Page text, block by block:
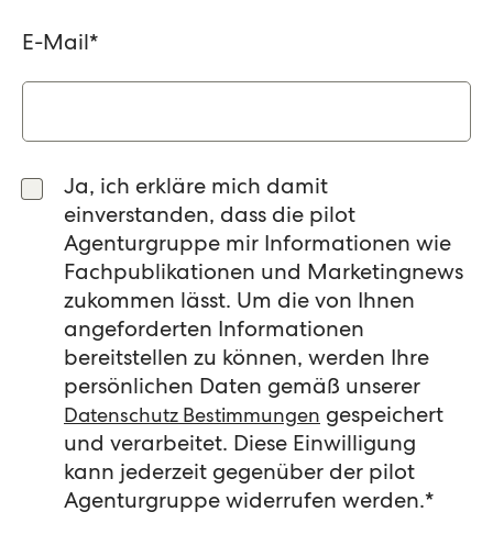
E-Mail*
Ja, ich erkläre mich damit
einverstanden, dass die pilot
Agenturgruppe mir Informationen wie
Fachpublikationen und Marketingnews
zukommen lässt. Um die von Ihnen
angeforderten Informationen
bereitstellen zu können, werden Ihre
persönlichen Daten gemäß unserer
Datenschutz Bestimmungen gespeichert
und verarbeitet. Diese Einwilligung
kann jederzeit gegenüber der pilot
Agenturgruppe widerrufen werden.*